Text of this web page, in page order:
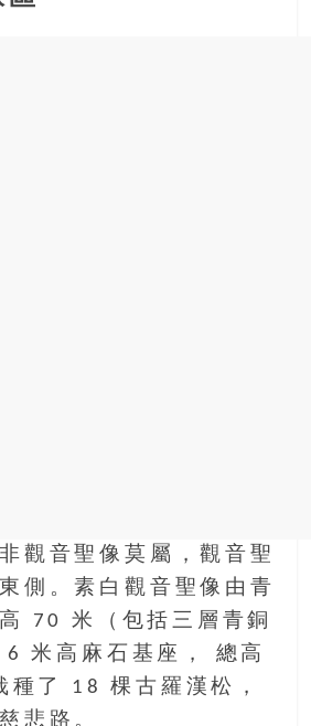
觀音聖像莫屬，觀音聖
側。素白觀音聖像由青
70 米（包括三層青銅
米高麻石基座， 總高
種了 18 棵古羅漢松，
悲路。